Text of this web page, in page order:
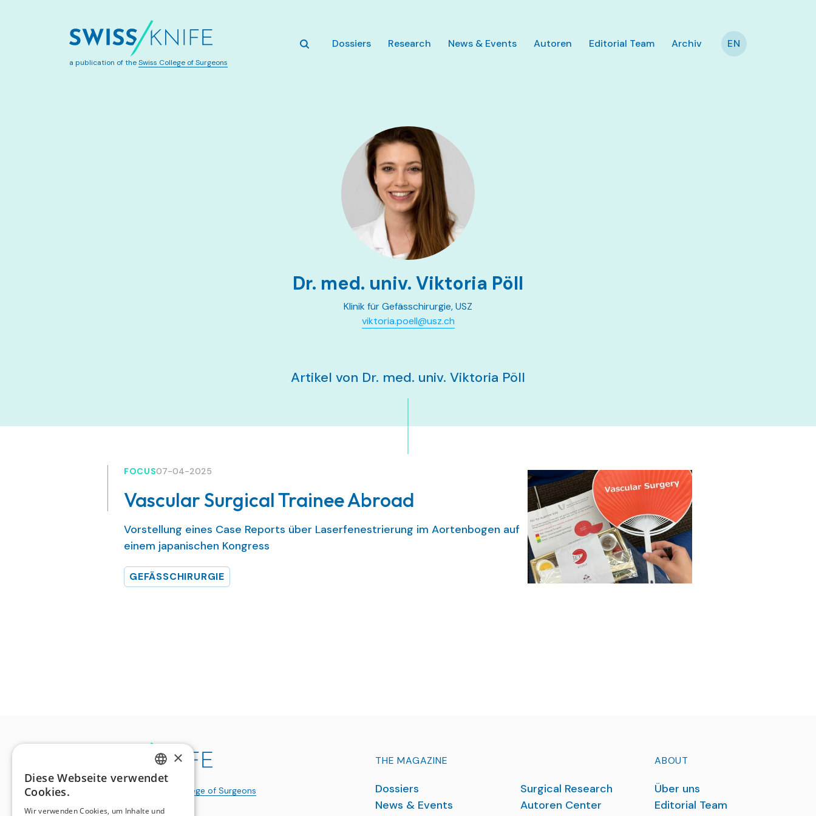
a publication of theSwiss College of Surgeons
Dossiers Research News & Events Autoren Editorial Team Archiv EN
Dr. med. univ. Viktoria Pöll
Klinik für Gefässchirurgie, USZ
viktoria.poell@usz.ch
Artikel von Dr. med. univ. Viktoria Pöll
FOCUS07-04-2025
Vascular Surgical Trainee Abroad
Vorstellung eines Case Reports über Laserfenestrierung im Aortenbogen auf
einem japanischen Kongress
GEFÄSSCHIRURGIE
Swiss College of Surgeons
THE MAGAZINE
Dossiers
News & Events
Surgical Research
Autoren Center
ABOUT
Über uns
Editorial Team
GERMAN
×
Diese Webseite verwendet
Cookies.
Wir verwenden Cookies, um Inhalte und